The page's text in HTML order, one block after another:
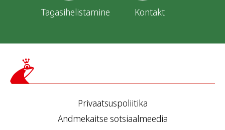
Tagasihelistamine Kontakt
Privaatsuspoliitika
Andmekaitse sotsiaalmeedia